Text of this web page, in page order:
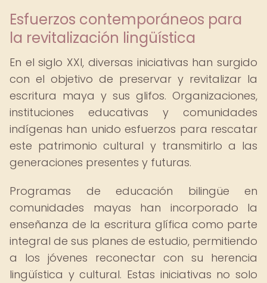
Esfuerzos contemporáneos para
la revitalización lingüística
En el siglo XXI, diversas iniciativas han surgido
con el objetivo de preservar y revitalizar la
escritura maya y sus glifos. Organizaciones,
instituciones educativas y comunidades
indígenas han unido esfuerzos para rescatar
este patrimonio cultural y transmitirlo a las
generaciones presentes y futuras.
Programas de educación bilingüe en
comunidades mayas han incorporado la
enseñanza de la escritura glífica como parte
integral de sus planes de estudio, permitiendo
a los jóvenes reconectar con su herencia
lingüística y cultural. Estas iniciativas no solo